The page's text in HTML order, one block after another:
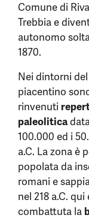
Comune di
Trebbia e
autonomo
1870.
Nei dintorni
piacentino
rinvenuti
paleolitica
100.000 ed i
a.C. La zona è
popolata da
romani e
nel 218 a.C. qui
combattuta la